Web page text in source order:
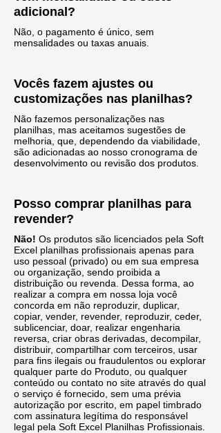
adicional?
Não, o pagamento é único, sem
mensalidades ou taxas anuais.
Vocês fazem ajustes ou
customizações nas planilhas?
Não fazemos personalizações nas
planilhas, mas aceitamos sugestões de
melhoria, que, dependendo da viabilidade,
são adicionadas ao nosso cronograma de
desenvolvimento ou revisão dos produtos.
Posso comprar planilhas para
revender?
Não! Os produtos são licenciados pela Soft
Excel planilhas profissionais apenas para
uso pessoal (privado) ou em sua empresa
ou organização, sendo proibida a
distribuição ou revenda. Dessa forma, ao
realizar a compra em nossa loja você
concorda em não reproduzir, duplicar,
copiar, vender, revender, reproduzir, ceder,
sublicenciar, doar, realizar engenharia
reversa, criar obras derivadas, decompilar,
distribuir, compartilhar com terceiros, usar
para fins ilegais ou fraudulentos ou explorar
qualquer parte do Produto, ou qualquer
conteúdo ou contato no site através do qual
o serviço é fornecido, sem uma prévia
autorização por escrito, em papel timbrado
com assinatura legítima do responsável
legal pela Soft Excel Planilhas Profissionais.